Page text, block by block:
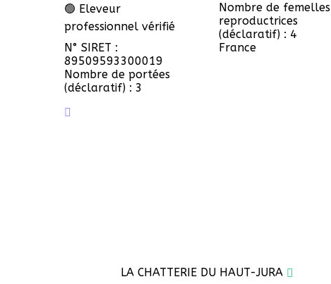
🟢 Eleveur
professionnel vérifié
Nombre de femelles
reproductrices
(déclaratif) : 4
N° SIRET :
89509593300019
France
Nombre de portées
(déclaratif) : 3
LA CHATTERIE DU HAUT-JURA